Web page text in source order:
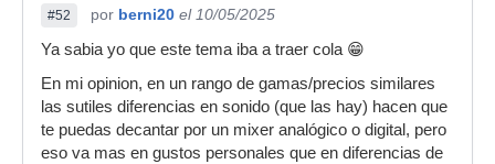
#52 por berni20 el 10/05/2025
Ya sabia yo que este tema iba a traer cola 😁
En mi opinion, en un rango de gamas/precios similares
las sutiles diferencias en sonido (que las hay) hacen que
te puedas decantar por un mixer analógico o digital, pero
eso va mas en gustos personales que en diferencias de